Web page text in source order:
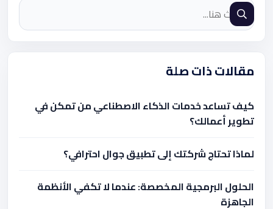
مقالات ذات صلة
كيف تساعد خدمات الذكاء الاصطناعي من تمكن في
تطوير أعمالك؟
لماذا تحتاج شركتك إلى تطبيق جوال احترافي؟
الحلول البرمجية المخصصة: عندما لا تكفي الأنظمة
الجاهزة